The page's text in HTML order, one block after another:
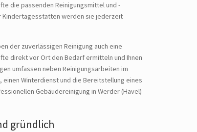
die passenden Reinigungsmittel und -
Kindertagesstätten werden sie jederzeit
der zuverlässigen Reinigung auch eine
direkt vor Ort den Bedarf ermitteln und Ihnen
umfassen neben Reinigungsarbeiten im
einen Winterdienst und die Bereitstellung eines
Gebäudereinigung in Werder (Havel)
gründlich